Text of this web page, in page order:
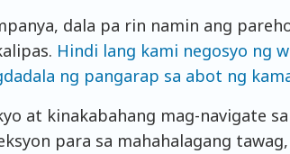
dala pa rin namin ang
Hindi lang kami negosyo ng
ng pangarap sa abot ng
at kinakabahang mag-navigate
para sa mahahalagang